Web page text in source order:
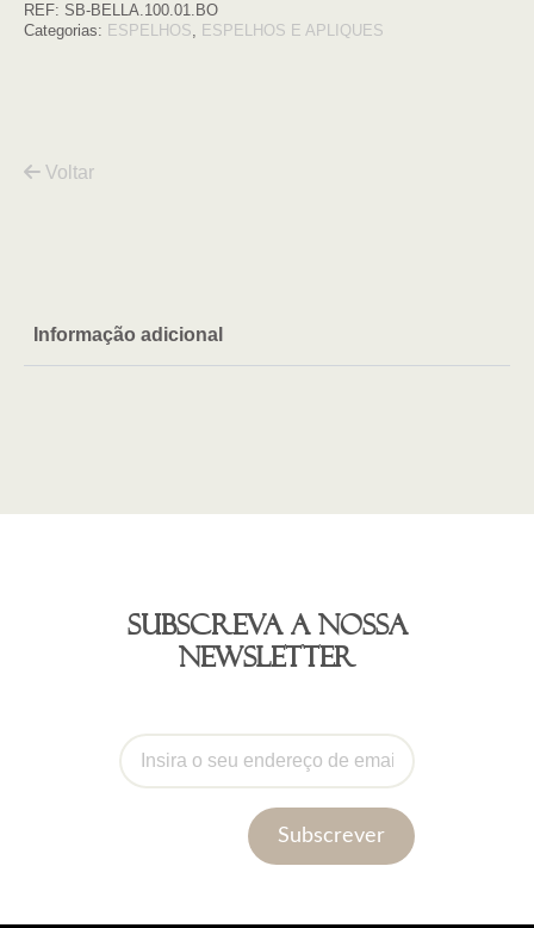
led
redondo
REF: SB-BELLA.100.01.BO
Categorias: ESPELHOS, ESPELHOS E APLIQUES
Voltar
Informação adicional
Subscreva a nossa
newsletter
Subscrever